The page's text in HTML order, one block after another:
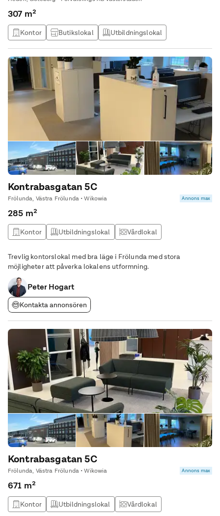
luftig känsla till kontoret. Tillträde enligt överenskommelse.
Välkommen att höra av dig för visning! Om du vill ha mer
information om denna lokal eller andra liknande lokaler, besök
vår hemsida.
307 m²
Kontor Butikslokal
Utbildningslokal
Kontor & Lager
Kontrabasgatan 5C
Frölunda, Västra Frölunda • Wikowia Annons max
285 m²
Kontor Utbildningslokal Vårdlokal
Trevlig kontorslokal med bra läge i Frölunda med stora
möjligheter att påverka lokalens utformning.
Peter Hogart
Kontakta annonsören
Kontrabasgatan 5C
Frölunda, Västra Frölunda • Wikowia Annons max
671 m²
Kontor Utbildningslokal Vårdlokal